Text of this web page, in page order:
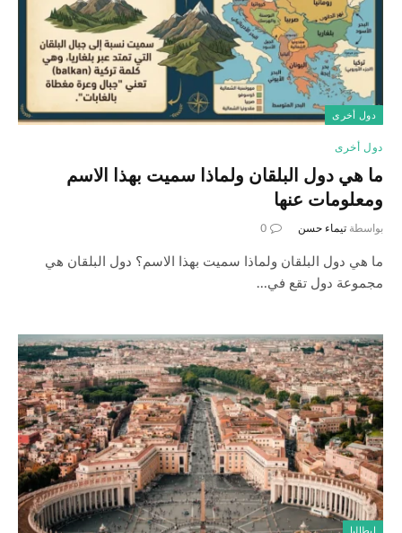
دول أخرى
دول أخرى
ما هي دول البلقان ولماذا سميت بهذا الاسم
ومعلومات عنها
بواسطة تيماء حسن 0
ما هي دول البلقان ولماذا سميت بهذا الاسم؟ دول البلقان هي
مجموعة دول تقع في…
ايطاليا